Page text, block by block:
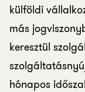
külföldi
más
keresztül
hónapos